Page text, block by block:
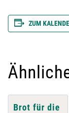
ZUM
Brot für die